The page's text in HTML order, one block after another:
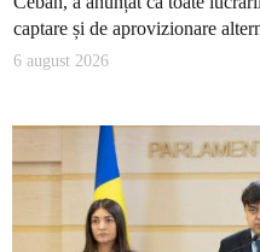
captare și de aprovizionare
6 august 2026